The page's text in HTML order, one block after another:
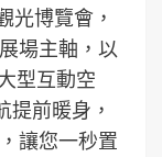
光博覽會，
場主軸，以
型互動空
提前暖身，
讓您一秒置